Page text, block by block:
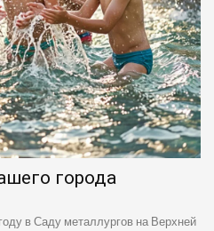
города
в Саду металлургов на Верхней